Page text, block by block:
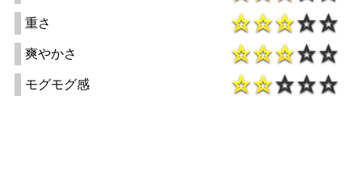
重さ
爽やかさ
モグモグ感